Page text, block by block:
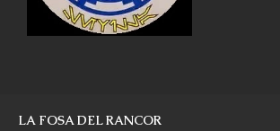
LA FOSA DEL RANCOR